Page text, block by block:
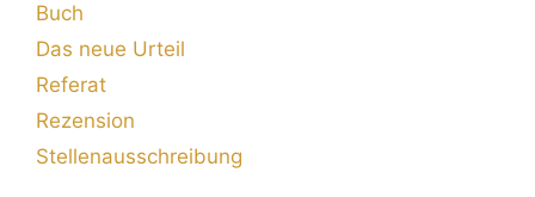
Buch
Das neue Urteil
Referat
Rezension
Stellenausschreibung